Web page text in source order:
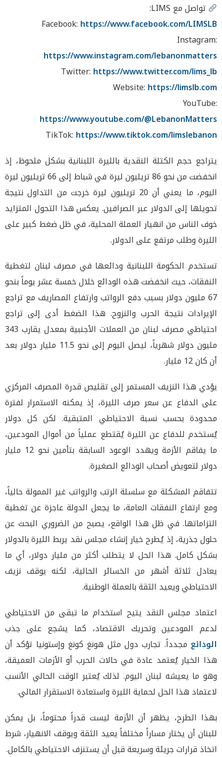
تواصل مع LIMS:
Facebook: https://www.facebook.com/LIMSLB
Instagram:
https://www.instagram.com/lebanonmatters
Twitter: https://www.twitter.com/lims_lb
Website: https://limslb.com
YouTube:
https://www.youtube.com/@LebanonMatters
TikTok: https://www.tiktok.com/limslebanon
يتراجع حجم الكتلة النقدية بالليرة اللبنانية بشكل ملحوظ، إذ
انخفضت من نحو 86 تريليون ليرة في شباط إلى 66 تريليون ليرة
اليوم، ما يعني أن 20 تريليون ليرة خرجت من التداول نتيجة
تحويلها إلى الدولار عبر الصرافين. يعكس هذا التحول المتزايد
خوف الناس من انهيار العملة المحلية، في ظل ضغط كبير على
الليرة وطلب مرتفع على الدولار.
تستخدم الحكومة اللبنانية ودائعها في مصرف لبنان لتغطية
النفقات، حيث انخفضت هذه الودائع خلال خمسة عشر يوماً بنحو
67 مليون دولار بسبب دفع الرواتب وارتفاع المصاريف مع تراجع
الإيرادات نتيجة الحرب والنزوح. هذا الضغط أدى إلى تراجع
احتياطي مصرف لبنان من العملات الأجنبية بمعدل يقارب 343
مليون دولار شهرياً، ليصل اليوم إلى نحو 11.5 مليار دولار بعد
أن كان 12 مليار.
يؤدي هذا النزيف المستمر إلى تقليص قدرة المصرف المركزي
على الدفاع عن سعر صرف الليرة، إذ يمكنه الاستمرار لفترة
محدودة بحسب نسبة الاحتياطي المتبقية. لكن كل دولار
يُستخدم للدفاع عن الليرة يُقتطع عملياً من أموال المودعين،
ما يفاقم الأزمة ويهدد الوعود السابقة بتأمين نحو 12 مليار
دولار لتعويض أصحاب الودائع الصغيرة.
تتفاقم المشكلة مع سلسلة الرتب والرواتب غير الممولة حالياً،
ومع ارتفاع النفقات العامة، ما يجعل الدولة عاجزة عن تغطية
التزاماتها. في ظل هذا الواقع، يصبح من الضروري البحث عن
حلول جذرية، إذ يُطرح خيار إنشاء مجلس نقد يربط الليرة بالدولار
بشكل كامل. هذا الحل لا يتطلب أكثر من مليار دولار، أي ما
يعادل ثلاثة أشهر من الخسائر الحالية، لكنه يوقف نزيف
الاحتياطي ويعيد الثقة بالعملة الوطنية.
اعتماد مجلس النقد يتيح استخدام ما تبقى من الاحتياطي
لدعم المودعين وتحريك الاقتصاد، كما يشجع على جذب
الودائع مجدداً. تجارب دول مثل هونغ كونغ وإستونيا تؤكد أن
هذا الخيار يُعتمد عادة في حالات الحرب أو الأزمات العميقة،
وهو ما يعيشه لبنان اليوم. لذلك يُعتبر الوقت الحالي الأنسب
لاعتماد هذا الحل لحماية الليرة واستعادة الاستقرار المالي.
بهذا الطرح، يظهر أن الأزمة ليست قدراً محتوماً، بل يمكن
للبنان أن يختار مساراً مختلفاً يعيد الثقة ويوقف الانهيار، شرط
اتخاذ قرارات جريئة وسريعة قبل أن يستنزف الاحتياطي بالكامل.